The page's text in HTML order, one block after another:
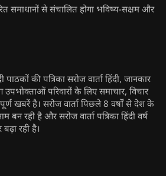
समाधानों से संचालित होगा भविष्य-सक्षम और
की पत्रिका सरोज वार्ता हिंदी, जानकार
परिवारों के लिए समाचार, विचार
खबरें है। सरोज वार्ता पिछले 8 वर्षों से देश के
बन रही है और सरोज वार्ता पत्रिका हिंदी वर्ष
रही है।